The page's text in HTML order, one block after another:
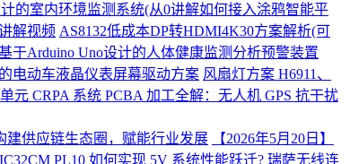
的室内环境监测系统(从0讲解如何接入涂鸦智能平
解视频 AS8132低成本DP转HDMI4K30方案解析(可
于Arduino Uno设计的人体健康监测分析预警装置
电动车液晶仪表屏幕驱动方案 风扇灯方案 H6911、
元 CRPA 系统 PCBA 加工全解：无人机 GPS 抗干扰
建供应链生态圈，赋能行业发展
【2026年5月20日】
PL10 如何实现 5V 系统性能跃迁? 瑞萨无线连